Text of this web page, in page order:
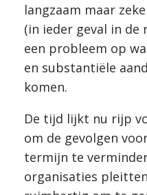
langzaam maar
(in ieder geval in de
een probleem op
en substantiële
komen.
De tijd lijkt nu rijp
om de gevolgen
termijn te
organisaties